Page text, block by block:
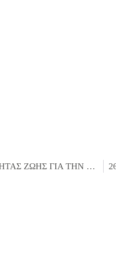
22/11/2013 ΠΡΟΣΚΛΗΣΗ ΕΠΙΤΡΟΠΗΣ ΠΟΙΟΤΗΤΑΣ ΖΩΗΣ ΓΙΑ ΤΗΝ 28/11/2013